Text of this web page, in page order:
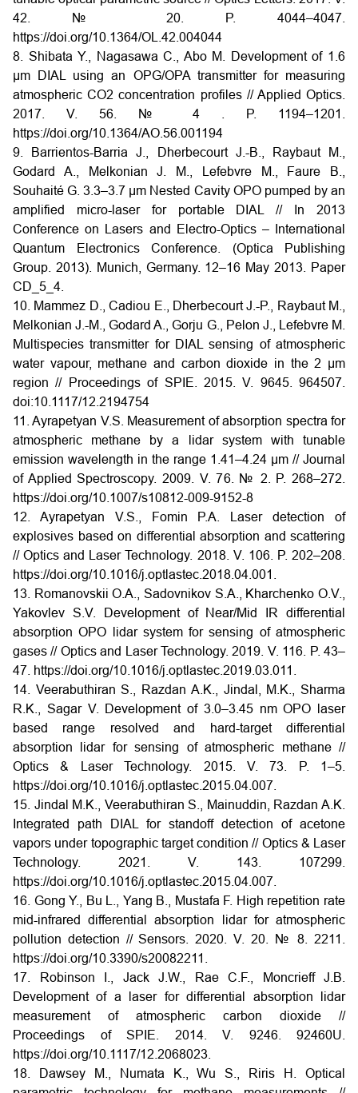
42. № 20. P. 4044–4047.
https://doi.org/10.1364/OL.42.004044
8. Shibata Y., Nagasawa C., Abo M. Development of 1.6
μm DIAL using an OPG/OPA transmitter for measuring
atmospheric CO2 concentration profiles // Applied Optics.
2017. V. 56. № 4 . P. 1194–1201.
https://doi.org/10.1364/AO.56.001194
9. Barrientos-Barria J., Dherbecourt J.-B., Raybaut M.,
Godard A., Melkonian J. M., Lefebvre M., Faure B.,
Souhaité G. 3.3–3.7 μm Nested Cavity OPO pumped by an
amplified micro-laser for portable DIAL // In 2013
Conference on Lasers and Electro-Optics – International
Quantum Electronics Conference. (Optica Publishing
Group. 2013). Munich, Germany. 12–16 May 2013. Paper
CD_5_4.
10. Mammez D., Cadiou E., Dherbecourt J.-P., Raybaut M.,
Melkonian J.-M., Godard A., Gorju G., Pelon J., Lefebvre M.
Multispecies transmitter for DIAL sensing of atmospheric
water vapour, methane and carbon dioxide in the 2 μm
region // Proceedings of SPIE. 2015. V. 9645. 964507.
doi:10.1117/12.2194754
11. Ayrapetyan V.S. Measurement of absorption spectra for
atmospheric methane by a lidar system with tunable
emission wavelength in the range 1.41–4.24 μm // Journal
of Applied Spectroscopy. 2009. V. 76. № 2. P. 268–272.
https://doi.org/10.1007/s10812-009-9152-8
12. Ayrapetyan V.S., Fomin P.A. Laser detection of
explosives based on differential absorption and scattering
// Optics and Laser Technology. 2018. V. 106. P. 202–208.
https://doi.org/10.1016/j.optlastec.2018.04.001.
13. Romanovskii O.A., Sadovnikov S.A., Kharchenko O.V.,
Yakovlev S.V. Development of Near/Mid IR differential
absorption OPO lidar system for sensing of atmospheric
gases // Optics and Laser Technology. 2019. V. 116. P. 43–
47. https://doi.org/10.1016/j.optlastec.2019.03.011.
14. Veerabuthiran S., Razdan A.K., Jindal, M.K., Sharma
R.K., Sagar V. Development of 3.0–3.45 nm OPO laser
based range resolved and hard-target differential
absorption lidar for sensing of atmospheric methane //
Optics & Laser Technology. 2015. V. 73. P. 1–5.
https://doi.org/10.1016/j.optlastec.2015.04.007.
15. Jindal M.K., Veerabuthiran S., Mainuddin, Razdan A.K.
Integrated path DIAL for standoff detection of acetone
vapors under topographic target condition // Optics & Laser
Technology. 2021. V. 143. 107299.
https://doi.org/10.1016/j.optlastec.2015.04.007.
16. Gong Y., Bu L., Yang B., Mustafa F. High repetition rate
mid-infrared differential absorption lidar for atmospheric
pollution detection // Sensors. 2020. V. 20. № 8. 2211.
https://doi.org/10.3390/s20082211.
17. Robinson I., Jack J.W., Rae C.F., Moncrieff J.B.
Development of a laser for differential absorption lidar
measurement of atmospheric carbon dioxide //
Proceedings of SPIE. 2014. V. 9246. 92460U.
https://doi.org/10.1117/12.2068023.
18. Dawsey M., Numata K., Wu S., Riris H. Optical